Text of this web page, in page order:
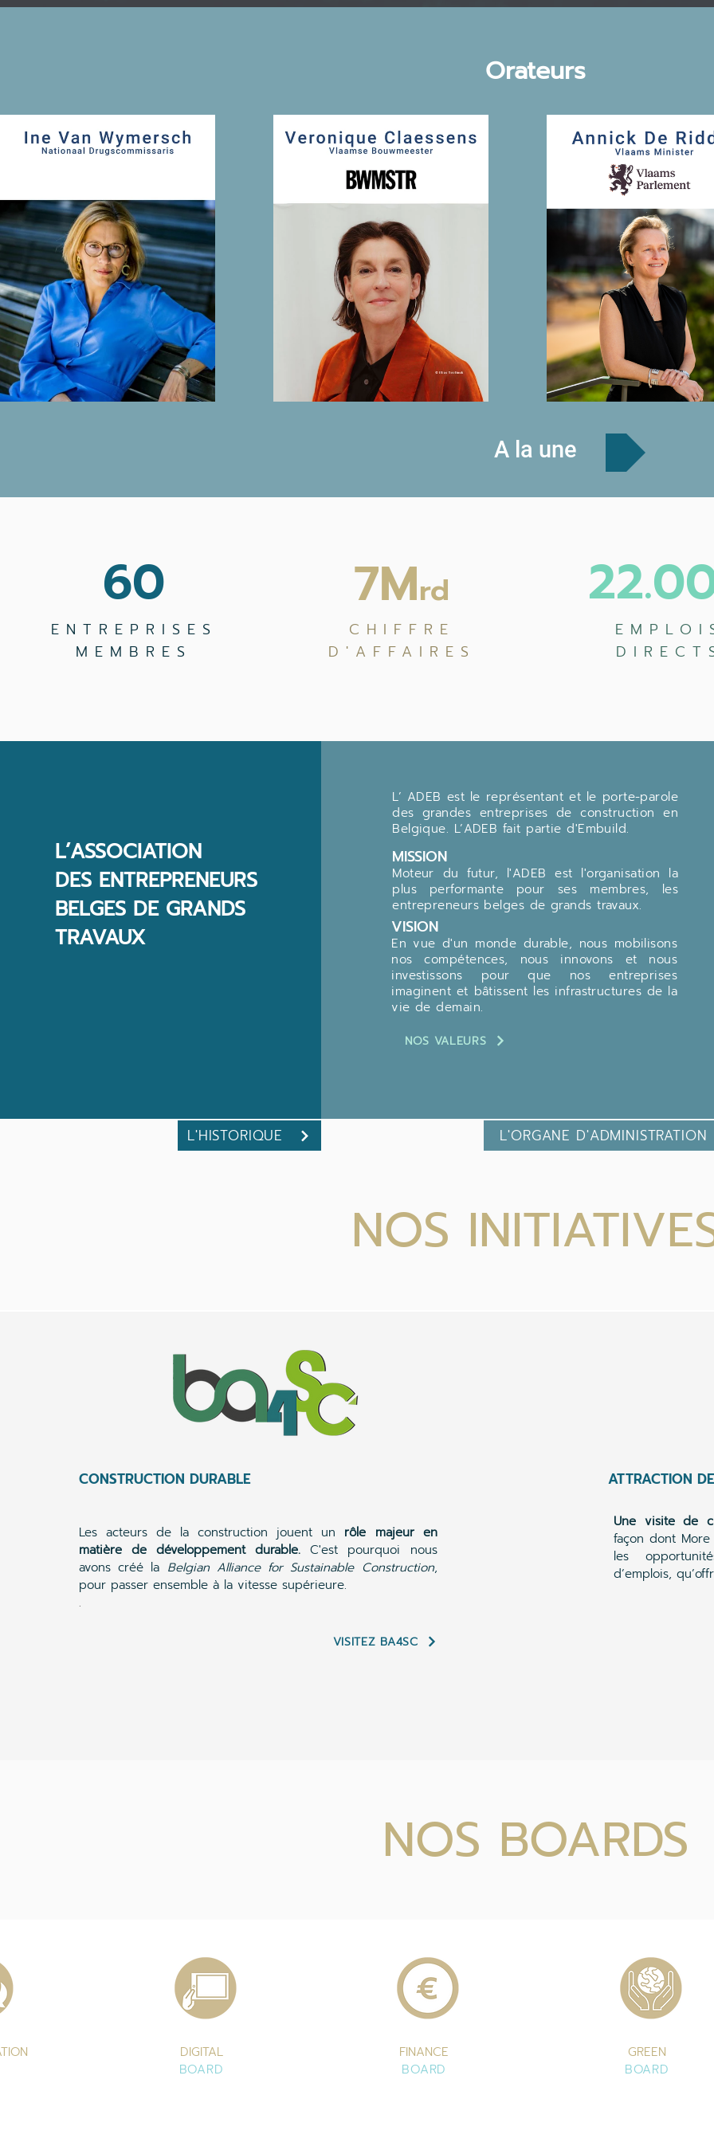
Orateurs
A la une
60
ENTREPRISES
MEMBRES
7Mrd
CHIFFRE
D'AFFAIRES
L’ASSOCIATION
DES ENTREPRENEURS
BELGES DE GRANDS
TRAVAUX
L’ ADEB est le représentant et le porte-parole
des grandes entreprises de construction en
Belgique. L’ADEB fait partie d'Embuild.
MISSION
Moteur du futur, l'ADEB est l'organisation la
plus performante pour ses membres, les
entrepreneurs belges de grands travaux.
VISION
En vue d'un monde durable, nous mobilisons
nos compétences, nous innovons et nous
investissons pour que nos entreprises
imaginent et bâtissent les infrastructures de la
vie de demain.
NOS VALEURS
L'HISTORIQUE L'ORGANE D'ADMINISTRATION
NOS
CONSTRUCTION DURABLE
Les acteurs de la construction jouent un rôle majeur en
matière de développement durable. C'est pourquoi nous
avons créé la Belgian Alliance for Sustainable Construction,
pour passer ensemble à la vitesse supérieure.
.
VISITEZ BA4SC
ATTRACTION
Une visite de
façon dont
les
d’emplois,
NOS BOARDS
DIGITAL
BOARD
FINANCE
BOARD
GREEN
BOARD